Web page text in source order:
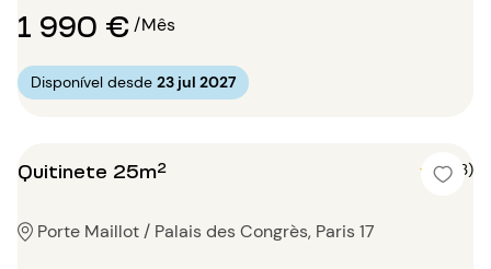
1 990 €/Mês
Disponível desde 23 jul 2027
Quitinete 25m² 5 (3)
Porte Maillot / Palais des Congrès, Paris 17